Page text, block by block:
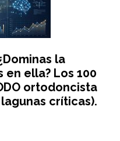
la
ella? Los 100
ortodoncista
críticas).